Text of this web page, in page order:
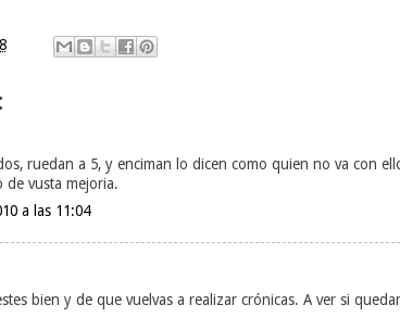
ruedan a 5, y enciman lo dicen como quien no va con
de vusta mejoria.
a las 11:04
bien y de que vuelvas a realizar crónicas. A ver si